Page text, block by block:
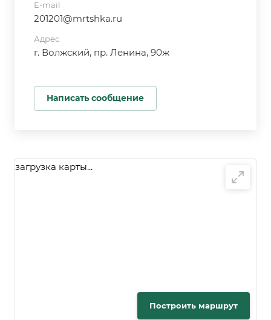
загрузка карты...
Построить маршрут
E-mail
201201@mrtshka.ru
Адрес
г. Волжский, пр. Ленина, 90ж
Написать сообщение